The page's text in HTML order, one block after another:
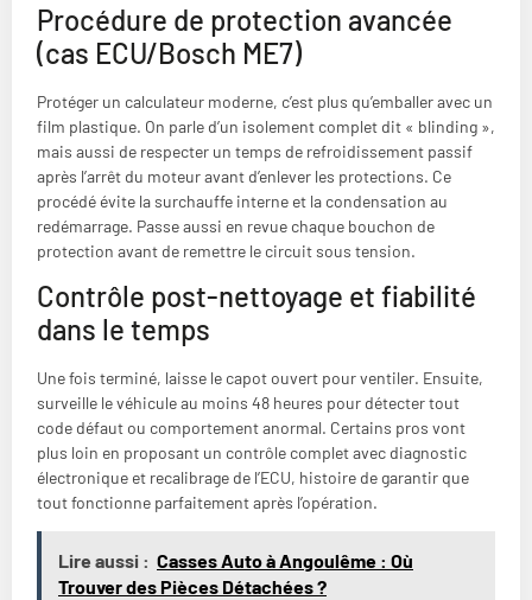
Procédure de protection avancée
(cas ECU/Bosch ME7)
Protéger un calculateur moderne, c’est plus qu’emballer avec un
film plastique. On parle d’un isolement complet dit « blinding »,
mais aussi de respecter un temps de refroidissement passif
après l’arrêt du moteur avant d’enlever les protections. Ce
procédé évite la surchauffe interne et la condensation au
redémarrage. Passe aussi en revue chaque bouchon de
protection avant de remettre le circuit sous tension.
Contrôle post-nettoyage et fiabilité
dans le temps
Une fois terminé, laisse le capot ouvert pour ventiler. Ensuite,
surveille le véhicule au moins 48 heures pour détecter tout
code défaut ou comportement anormal. Certains pros vont
plus loin en proposant un contrôle complet avec diagnostic
électronique et recalibrage de l’ECU, histoire de garantir que
tout fonctionne parfaitement après l’opération.
Lire aussi : Casses Auto à Angoulême : Où
Trouver des Pièces Détachées ?